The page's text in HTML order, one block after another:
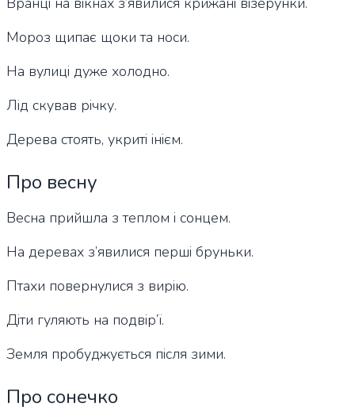
Мороз щипає щоки та носи.
На вулиці дуже холодно.
Лід скував річку.
Дерева стоять, укриті інієм.
Про весну
Весна прийшла з теплом і сонцем.
На деревах з’явилися перші бруньки.
Птахи повернулися з вирію.
Діти гуляють на подвір’ї.
Земля пробуджується після зими.
Про сонечко